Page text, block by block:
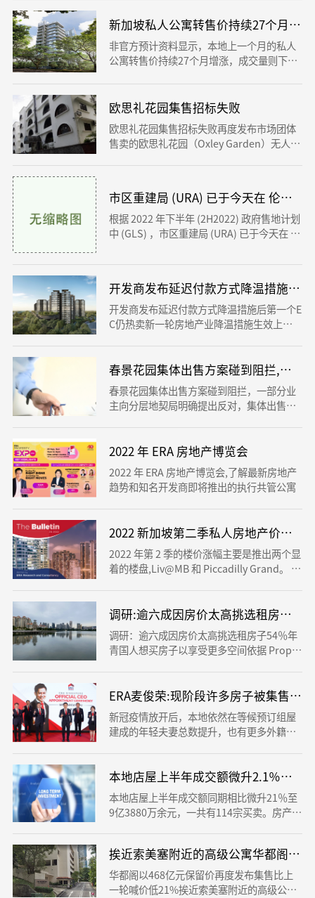
年的 3,600 新元。
新加坡私人公寓转售价持续27个月增涨
非官方预计资料显示，本地上一个月的私人
公寓转售价持续27个月增涨，成交量则下
央区以外地区的转售价上涨幅度较大，达到1
2.3%。房产网站99.co和SRX联合发文最新
发布的预计结果显示，10月份私房总体转售
价，比前个月微起0.3%。
欧思礼花园集售招标失败
欧思礼花园集售招标失败再度发布市场团体
售卖的欧思礼花园（Oxley Garden）无人过
价钱一样。
市区重建局 (URA) 已于今天在 伦多（
根据 2022 年下半年 (2H2022) 政府售地计划
中 (GLS) ，市区重建局 (URA) 已于今天在 伦
段推出供发展商竞标。
开发商发布延迟付款方式降温措施后
开发商发布延迟付款方式降温措施后第一个E
C仍热卖新一轮房地产业降温措施生效上线
约占单位数的73％。城市发展（CDL）周末
（10月23日）公布的榜文说，登丰嘉园（Co
penGrand）首日出售的465个单位平均零售
价大约为每平方英尺1300元，尺价包含顾客
挑选延迟付款方式（Deferred Payment Sc
春景花园集体出售方案碰到阻拦,一部
春景花园集体出售方案碰到阻拦，一部分业
主向分层地契局明确提出反对，集体出售委
要时代表大部分业主向高庭申请办理销售
令。交易成功后，每一户家中可得到大概11
6万余元至253万元。
2022 年 ERA 房地产博览会
2022 年 ERA 房地产博览会,了解最新房地产
趋势和知名开发商即将推出的执行共管公寓
2022 新加坡第二季私人房地产价格指
2022 年第 2 季的楼价涨幅主要是推出两个显
着的楼盘,Liv@MB 和 Piccadilly Grand。 有
升值更具可持续性。
调研:逾六成因房价太高挑选租房子
调研：逾六成因房价太高挑选租房子54％年
青国人想买房子以享受更多空间依据 Proper
总体楼市市场行情、房子负担水平、年利
率、政府部门所做的努力，以及房子价格这
种指标总体情绪指数，从上半年的51点下降
到45点。
ERA麦俊荣:现阶段许多房子被集售,新
新冠疫情放开后，本地依然在等候预订组屋
建成的年轻夫妻总数提升，也有更多外籍人
转变，住房租赁市场接下去六至12个月内将
继续保持上升。
本地店屋上半年成交额微升2.1％达
本地店屋上半年成交额同期相比微升21％至
9亿3880万余元，一共有114宗买卖。房产咨
归属于永久性房契，总成交额7亿1150万余
元。
挨近索美塞附近的高级公寓华都阁再
华都阁以468亿元保留价再度发布集售比上
一轮喊价低21%挨近索美塞附近的高级公寓